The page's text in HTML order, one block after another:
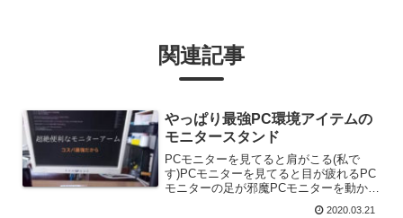
関連記事
やっぱり最強PC環境アイテムの
モニタースタンド
PCモニターを見てると肩がこる(私で
す)PCモニターを見てると目が疲れるPC
モニターの足が邪魔PCモニターを動かし
2020.03.21